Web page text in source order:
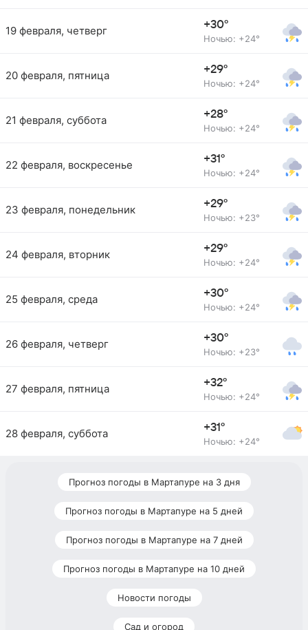
19 февраля, четверг +30°
Ночью: +24°
20 февраля, пятница +29°
Ночью: +24°
21 февраля, суббота +28°
Ночью: +24°
22 февраля, воскресенье +31°
Ночью: +24°
23 февраля, понедельник +29°
Ночью: +23°
24 февраля, вторник +29°
Ночью: +24°
25 февраля, среда +30°
Ночью: +24°
26 февраля, четверг +30°
Ночью: +23°
27 февраля, пятница +32°
Ночью: +24°
28 февраля, суббота +31°
Ночью: +24°
Прогноз погоды в Мартапуре на 3 дня
Прогноз погоды в Мартапуре на 5 дней
Прогноз погоды в Мартапуре на 7 дней
Прогноз погоды в Мартапуре на 10 дней
Новости погоды
Сад и огород